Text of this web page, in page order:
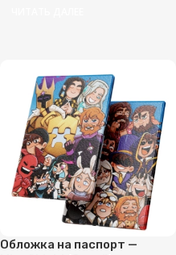
Обложка на паспорт —